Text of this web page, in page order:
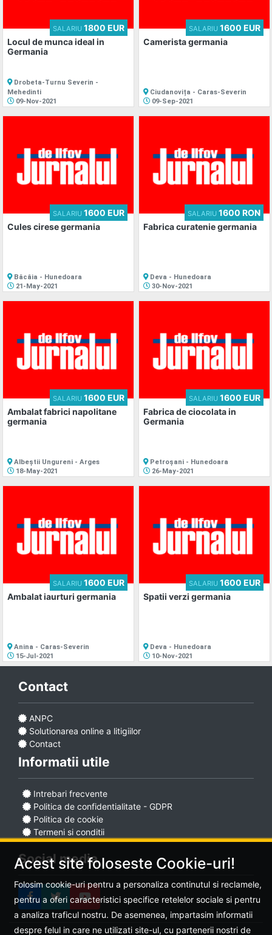
Locul de munca ideal in
Germania
SALARIU1800 EUR
Drobeta-Turnu Severin -
Mehedinti
09-Nov-2021
Camerista germania
SALARIU1600 EUR
Ciudanovița - Caras-Severin
09-Sep-2021
Cules cirese germania
SALARIU1600 EUR
Băcâia - Hunedoara
21-May-2021
Fabrica curatenie germania
SALARIU1600 RON
Deva - Hunedoara
30-Nov-2021
Ambalat fabrici napolitane
germania
SALARIU1600 EUR
Albeștii Ungureni - Arges
18-May-2021
Fabrica de ciocolata in
Germania
SALARIU1600 EUR
Petroșani - Hunedoara
26-May-2021
Ambalat iaurturi germania
SALARIU1600 EUR
Anina - Caras-Severin
15-Jul-2021
Spatii verzi germania
SALARIU1600 EUR
Deva - Hunedoara
10-Nov-2021
Contact
ANPC
Solutionarea online a litigiilor
Contact
Informatii utile
Intrebari frecvente
Politica de confidentialitate - GDPR
Politica de cookie
Termeni si conditii
Social media
Acest site foloseste Cookie-uri!
Folosim cookie-uri pentru a personaliza continutul si reclamele,
pentru a oferi caracteristici specifice retelelor sociale si pentru
a analiza traficul nostru. De asemenea, impartasim informatii
despre felul in care ne utilizati site-ul, cu partenerii nostri de